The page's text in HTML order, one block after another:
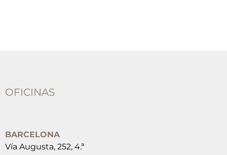
OFICINAS
BARCELONA
Vía Augusta, 252, 4.ª